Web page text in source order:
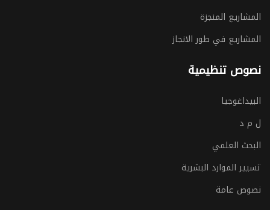
المشاريع المنجزة
المشاريع في طور الانجاز
نصوص تنظيمية
البيداغوجيا
ل م د
البحث العلمي
تسيير الموارد البشرية
نصوص عامة